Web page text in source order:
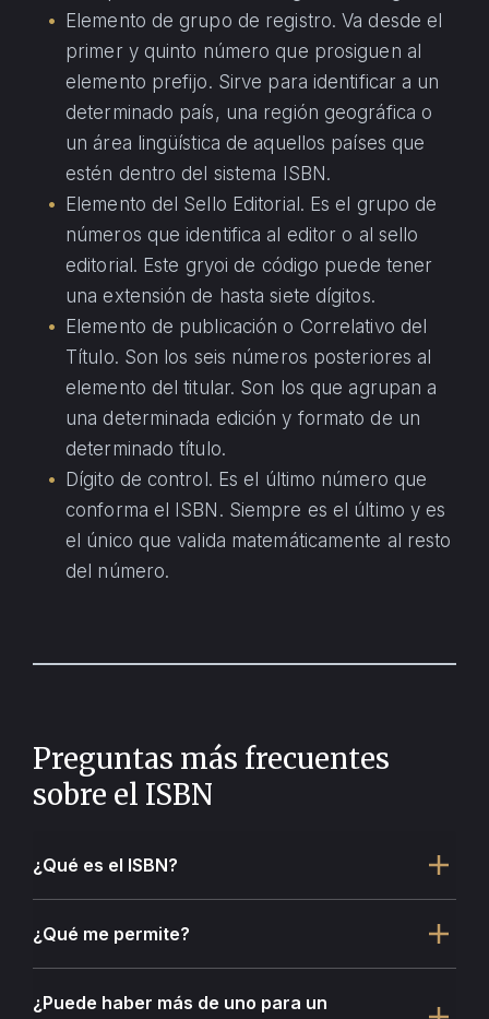
Elemento de grupo de registro. Va desde el
primer y quinto número que prosiguen al
elemento prefijo. Sirve para identificar a un
determinado país, una región geográfica o
un área lingüística de aquellos países que
estén dentro del sistema ISBN.
Elemento del Sello Editorial. Es el grupo de
números que identifica al editor o al sello
editorial. Este gryoi de código puede tener
una extensión de hasta siete dígitos.
Elemento de publicación o Correlativo del
Título. Son los seis números posteriores al
elemento del titular. Son los que agrupan a
una determinada edición y formato de un
determinado título.
Dígito de control. Es el último número que
conforma el ISBN. Siempre es el último y es
el único que valida matemáticamente al resto
del número.
Preguntas más frecuentes
sobre el ISBN
¿Qué es el ISBN?
¿Qué me permite?
¿Puede haber más de uno para un